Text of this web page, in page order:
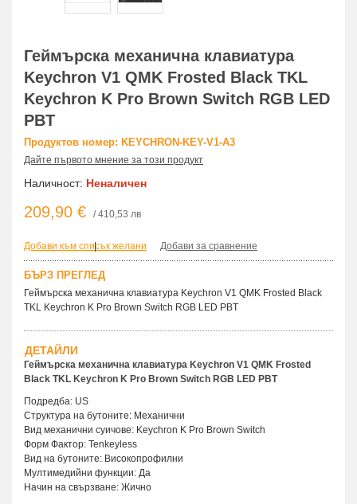
Геймърска механична клавиатура
Keychron V1 QMK Frosted Black TKL
Keychron K Pro Brown Switch RGB LED
PBT
Продуктов номер: KEYCHRON-KEY-V1-A3
Дайте първото мнение за този продукт
Наличност: Неналичен
209,90 € / 410,53 лв
Добави към списък желани
| Добави за сравнение
БЪРЗ ПРЕГЛЕД
Геймърска механична клавиатура Keychron V1 QMK Frosted Black
TKL Keychron K Pro Brown Switch RGB LED PBT
ДЕТАЙЛИ
Геймърска механична клавиатура Keychron V1 QMK Frosted
Black TKL Keychron K Pro Brown Switch RGB LED PBT
Подредба: US
Структура на бутоните: Механични
Вид механични суичове: Keychron K Pro Brown Switch
Форм Фактор: Tenkeyless
Вид на бутоните: Високопрофилни
Мултимедийни функции: Да
Начин на свързване: Жично